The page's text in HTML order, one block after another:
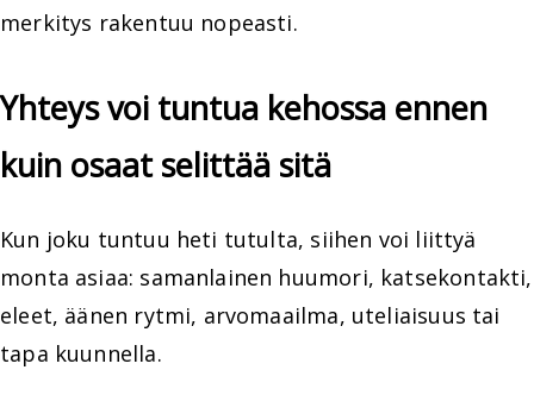
merkitys rakentuu nopeasti.
Yhteys voi tuntua kehossa ennen
kuin osaat selittää sitä
Kun joku tuntuu heti tutulta, siihen voi liittyä
monta asiaa: samanlainen huumori, katsekontakti,
eleet, äänen rytmi, arvomaailma, uteliaisuus tai
tapa kuunnella.